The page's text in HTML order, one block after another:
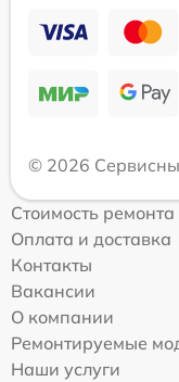
© 2026
Стоимость ремонта
Оплата и доставка
Контакты
Вакансии
О компании
Ремонтируемые
Наши услуги